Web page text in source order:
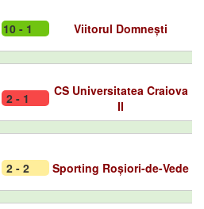
10 - 1 Viitorul Domnești
2 - 1
CS Universitatea Craiova
II
2 - 2 Sporting Roșiori-de-Vede